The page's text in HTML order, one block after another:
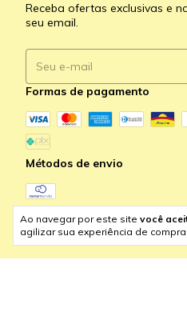
Ao navegar por este site você
agilizar sua experiência de compra.
Receba ofertas exclusivas e
seu email.
Formas de pagamento
Métodos de envio